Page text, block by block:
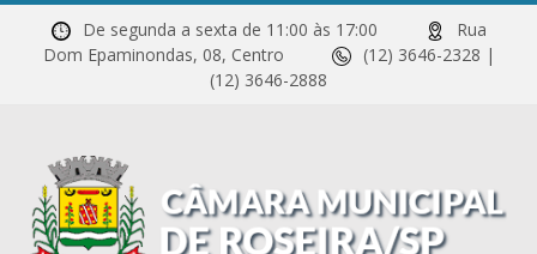
De segunda a sexta de 11:00 às 17:00
Rua
Dom Epaminondas, 08, Centro
(12) 3646-2328 |
(12) 3646-2888